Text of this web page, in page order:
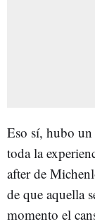
Eso sí, hubo
toda la
after de
de que aquella
momento el